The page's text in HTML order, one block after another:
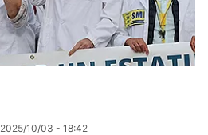
2025/10/03 - 18:42